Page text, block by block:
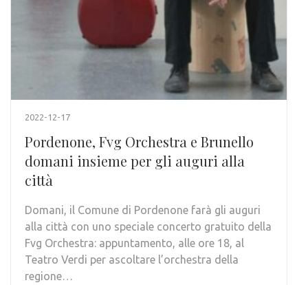
2022-12-17
Pordenone, Fvg Orchestra e Brunello
domani insieme per gli auguri alla
città
Domani, il Comune di Pordenone farà gli auguri
alla città con uno speciale concerto gratuito della
Fvg Orchestra: appuntamento, alle ore 18, al
Teatro Verdi per ascoltare l’orchestra della
regione…